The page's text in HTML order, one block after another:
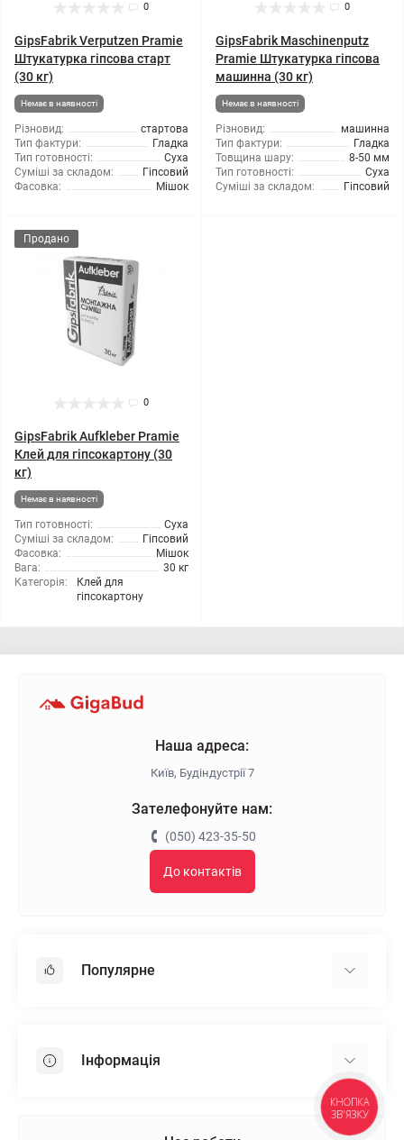
0
GipsFabrik Verputzen Pramie
Штукатурка гіпсова старт
(30 кг)
Немає в наявності
Різновид:
стартова
Тип фактури:
Гладка
Тип готовності:
Суха
Суміші за складом:
Гіпсовий
Фасовка:
Мішок
0
GipsFabrik Maschinenputz
Pramie Штукатурка гіпсова
машинна (30 кг)
Немає в наявності
Різновид:
машинна
Тип фактури:
Гладка
Товщина шару:
8-50 мм
Тип готовності:
Суха
Суміші за складом:
Гіпсовий
Продано
0
GipsFabrik Aufkleber Pramie
Клей для гіпсокартону (30
кг)
Немає в наявності
Тип готовності:
Суха
Суміші за складом:
Гіпсовий
Фасовка:
Мішок
Вага:
30 кг
Категорія:
Клей для
гіпсокартону
Наша адреса:
Київ, Будіндустрії 7
Зателефонуйте нам:
(050) 423-35-50
До контактів
Популярне
Пінопласт
Інформація
КНОПКА
ЗВ'ЯЗКУ